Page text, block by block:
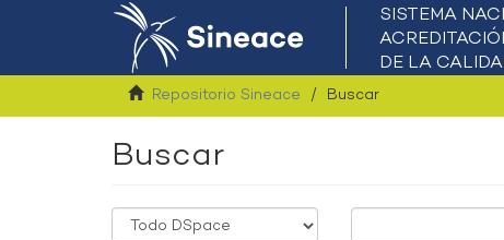
Repositorio Sineace Buscar
Buscar